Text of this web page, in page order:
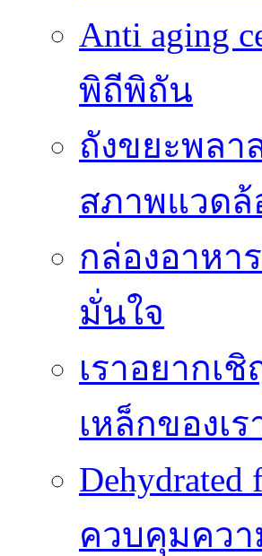
Anti aging
พิถีพิถัน
ถังขยะพลา
สภาพแวดล้
กล่องอาหา
มั่นใจ
เราอยากเ
เหล็กของเร
ควบคุมคว